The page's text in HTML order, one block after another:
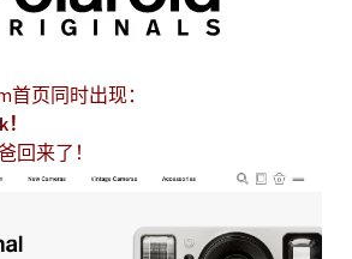
页同时出现：
回来了！